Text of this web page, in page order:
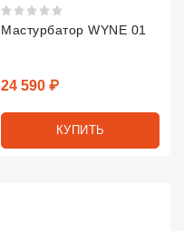
Мастурбатор WYNE 01
Цена
24 590 ₽
КУПИТЬ